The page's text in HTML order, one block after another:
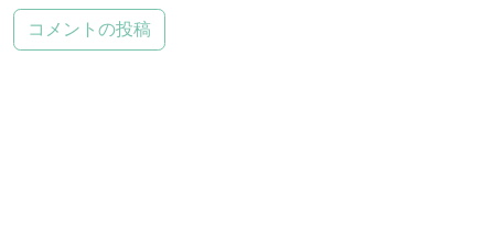
コメントの投稿